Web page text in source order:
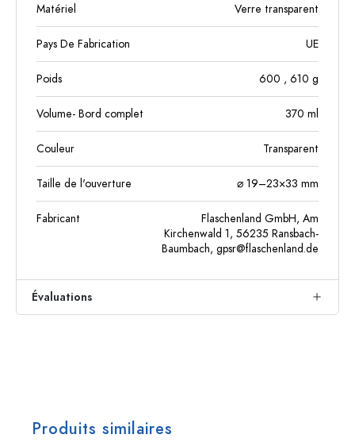
Matériel Verre transparent
Pays De Fabrication UE
Poids 600 , 610 g
Volume- Bord complet 370 ml
Couleur Transparent
Taille de l'ouverture ⌀ 19–23×33 mm
Fabricant
Flaschenland GmbH, Am
Kirchenwald 1, 56235 Ransbach-
Baumbach, gpsr@flaschenland.de
Évaluations
Produits similaires